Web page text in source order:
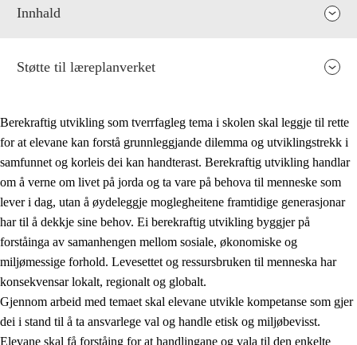
Innhald
2. Prinsipp for læring, utvikling og danning
2.1 Sosial læring og utvikling
2.2 Kompetanse i faga
Støtte til læreplanverket
Berekraftig utvikling som tverrfagleg tema i skolen skal leggje til rette
for at elevane kan forstå grunnleggjande dilemma og utviklingstrekk i
samfunnet og korleis dei kan handterast. Berekraftig utvikling handlar
om å verne om livet på jorda og ta vare på behova til menneske som
lever i dag, utan å øydeleggje moglegheitene framtidige generasjonar
har til å dekkje sine behov. Ei berekraftig utvikling byggjer på
forståinga av samanhengen mellom sosiale, økonomiske og
miljømessige forhold. Levesettet og ressursbruken til menneska har
konsekvensar lokalt, regionalt og globalt.
Gjennom arbeid med temaet skal elevane utvikle kompetanse som gjer
dei i stand til å ta ansvarlege val og handle etisk og miljøbevisst.
Elevane skal få forståing for at handlingane og vala til den enkelte